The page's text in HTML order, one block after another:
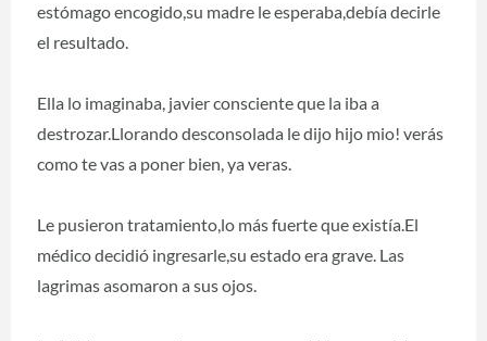
estómago encogido,su madre le esperaba,debía decirle
el resultado.
Ella lo imaginaba, javier consciente que la iba a
destrozar.Llorando desconsolada le dijo hijo mio! verás
como te vas a poner bien, ya veras.
Le pusieron tratamiento,lo más fuerte que existía.El
médico decidió ingresarle,su estado era grave. Las
lagrimas asomaron a sus ojos.